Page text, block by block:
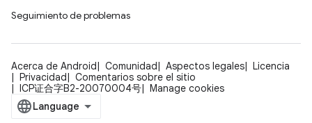
Seguimiento de problemas
Acerca de Android Comunidad Aspectos legales
Licencia
Privacidad
Comentarios sobre el sitio
ICP证合字B2-20070004号
Manage cookies